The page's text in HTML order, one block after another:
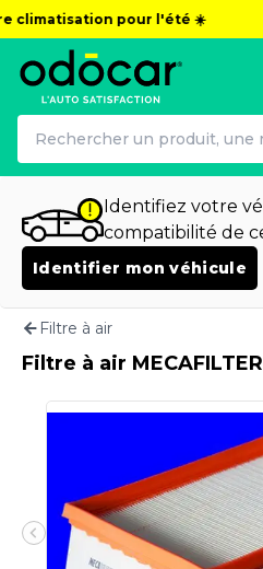
climatisation pour l'été ☀️
Identifiez votre
compatibilité de
Identifier mon véhicule
Filtre à air
Filtre à air